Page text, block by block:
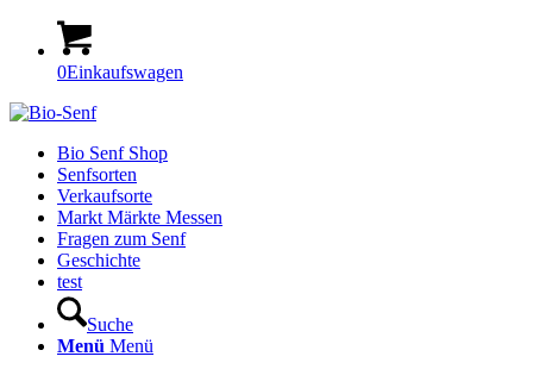
0Einkaufswagen
Hauptnavigation
Bio Senf Shop
Senfsorten
Verkaufsorte
Markt Märkte Messen
Fragen zum Senf
Geschichte
test
Suche
Menü Menü